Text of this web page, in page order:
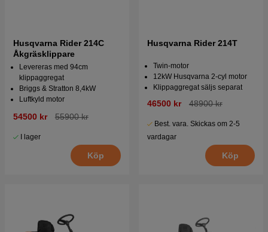
Husqvarna Rider 214C
Åkgräsklippare
Levereras med 94cm
klippaggregat
Briggs & Stratton 8,4kW
Luftkyld motor
54500 kr 55900 kr
I lager
Köp
Husqvarna Rider 214T
Twin-motor
12kW Husqvarna 2-cyl motor
Klippaggregat säljs separat
46500 kr 48900 kr
Best. vara. Skickas om 2-5
vardagar
Köp